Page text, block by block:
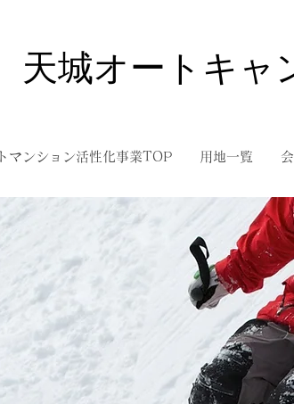
天城オートキャ
マンション活性化事業TOP 用地一覧